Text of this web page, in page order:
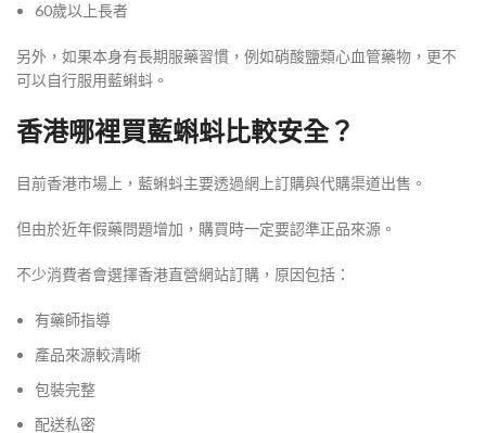
60歲以上長者
另外，如果本身有長期服藥習慣，例如硝酸鹽類心血管藥物，更不
可以自行服用藍蝌蚪。
香港哪裡買藍蝌蚪比較安全？
目前香港市場上，藍蝌蚪主要透過網上訂購與代購渠道出售。
但由於近年假藥問題增加，購買時一定要認準正品來源。
不少消費者會選擇香港直營網站訂購，原因包括：
有藥師指導
產品來源較清晰
包裝完整
配送私密